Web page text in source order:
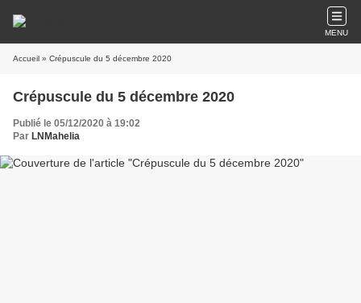
MENU
Accueil » Crépuscule du 5 décembre 2020
Crépuscule du 5 décembre 2020
Publié le 05/12/2020 à 19:02
Par LNMahelia